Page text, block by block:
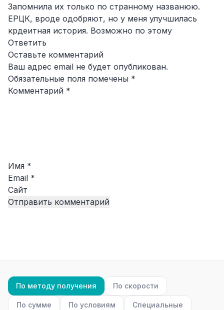
Запомнила их только по странному названюю.
ЕРЦК, вроде одобряют, но у меня улучшилась
крдеитная история. Возможно по этому
Ответить
Оставьте комментарий
Ваш адрес email не будет опубликован.
Обязательные поля помечены *
Комментарий *
Имя *
Email *
Сайт
По методу получения По скорости
По сумме По условиям Специальные